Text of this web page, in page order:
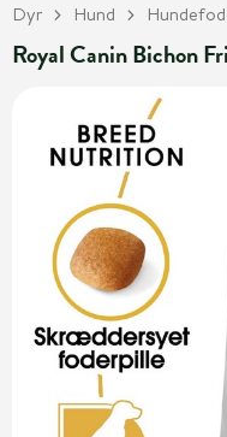
Dyr Hund
Royal Canin Bichon